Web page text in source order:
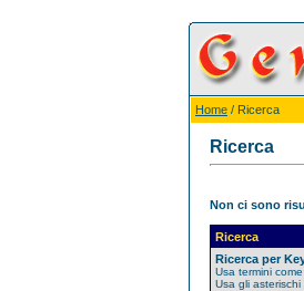
Home / Ricerca
Ricerca
Non ci sono
Ricerca
Ricerca per
Usa termini
Usa gli asterischi